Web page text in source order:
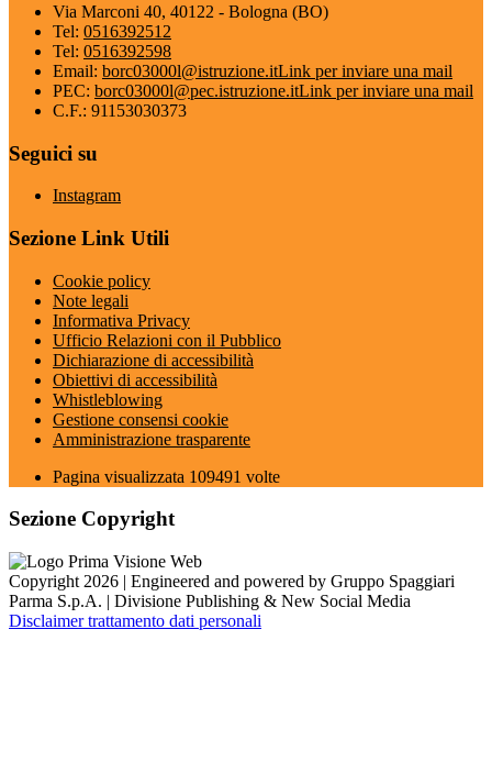
Via Marconi 40, 40122 - Bologna (BO)
Tel: 0516392512
Tel: 0516392598
Email: borc03000l@istruzione.itLink per inviare una mail
PEC: borc03000l@pec.istruzione.itLink per inviare una mail
C.F.: 91153030373
Seguici su
Instagram
Sezione Link Utili
Cookie policy
Note legali
Informativa Privacy
Ufficio Relazioni con il Pubblico
Dichiarazione di accessibilità
Obiettivi di accessibilità
Whistleblowing
Gestione consensi cookie
Amministrazione trasparente
Pagina visualizzata 109491 volte
Sezione Copyright
Copyright 2026 | Engineered and powered by Gruppo Spaggiari
Parma S.p.A. | Divisione Publishing & New Social Media
Disclaimer trattamento dati personali